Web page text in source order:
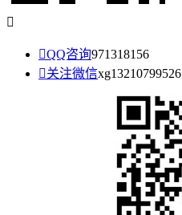

QQ咨询971318156
关注微信xg13210799526